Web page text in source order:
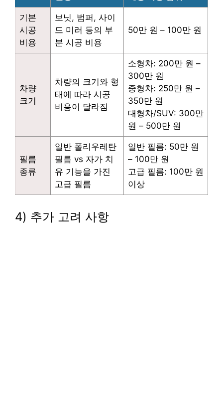
기본
시공
비용
보닛, 범퍼, 사이
드 미러 등의 부
분 시공 비용
50만 원 – 100만 원
차량
크기
차량의 크기와 형
태에 따라 시공
비용이 달라짐
소형차: 200만 원 –
300만 원
중형차: 250만 원 –
350만 원
대형차/SUV: 300만
원 – 500만 원
필름
종류
일반 폴리우레탄
필름 vs 자가 치
유 기능을 가진
고급 필름
일반 필름: 50만 원
– 100만 원
고급 필름: 100만 원
이상
4) 추가 고려 사항